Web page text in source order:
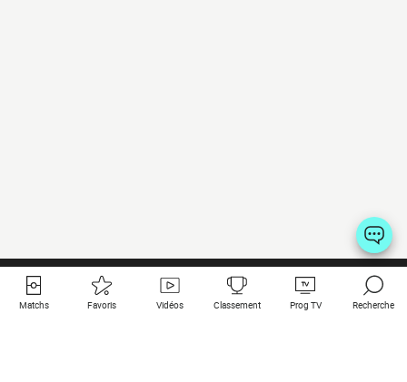
Matchs Favoris Vidéos Classement Prog TV Recherche